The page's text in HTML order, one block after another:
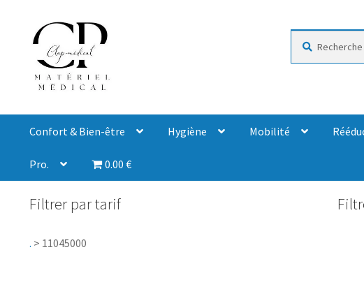
Confort & Bien-être Hygiène Mobilité
Pro. 0.00 €
Filtrer par tarif
. > 11045000